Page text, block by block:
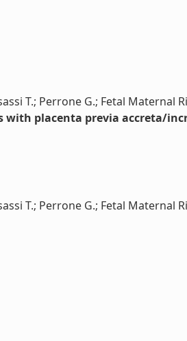
T.; Perrone G.; Fetal Maternal
placenta previa accreta/
T.; Perrone G.; Fetal Maternal